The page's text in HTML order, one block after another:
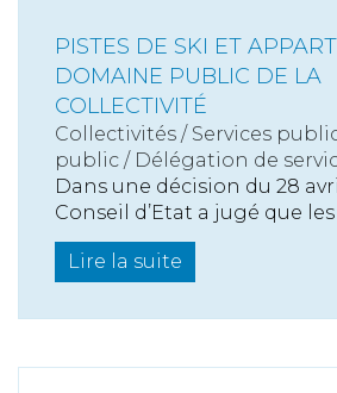
PISTES DE SKI ET
DOMAINE PUBLIC DE LA
COLLECTIVITÉ
Collectivités / Services
public / Délégation de
Dans une décision du 28
Conseil d’Etat a jugé que les
Lire la suite